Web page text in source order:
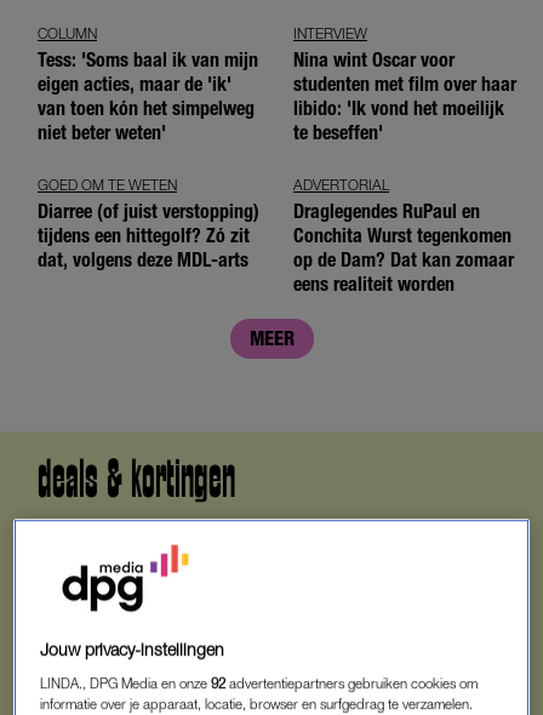
COLUMN
Tess: 'Soms baal ik van mijn
eigen acties, maar de 'ik'
van toen kón het simpelweg
niet beter weten'
INTERVIEW
Nina wint Oscar voor
studenten met film over haar
libido: 'Ik vond het moeilijk
te beseffen'
GOED OM TE WETEN
Diarree (of juist verstopping)
tijdens een hittegolf? Zó zit
dat, volgens deze MDL-arts
ADVERTORIAL
Draglegendes RuPaul en
Conchita Wurst tegenkomen
op de Dam? Dat kan zomaar
eens realiteit worden
MEER
deals & kortingen
Jouw privacy-instellingen
LINDA., DPG Media en onze92 advertentiepartners gebruiken cookies om
informatie over je apparaat, locatie, browser en surfgedrag te verzamelen.